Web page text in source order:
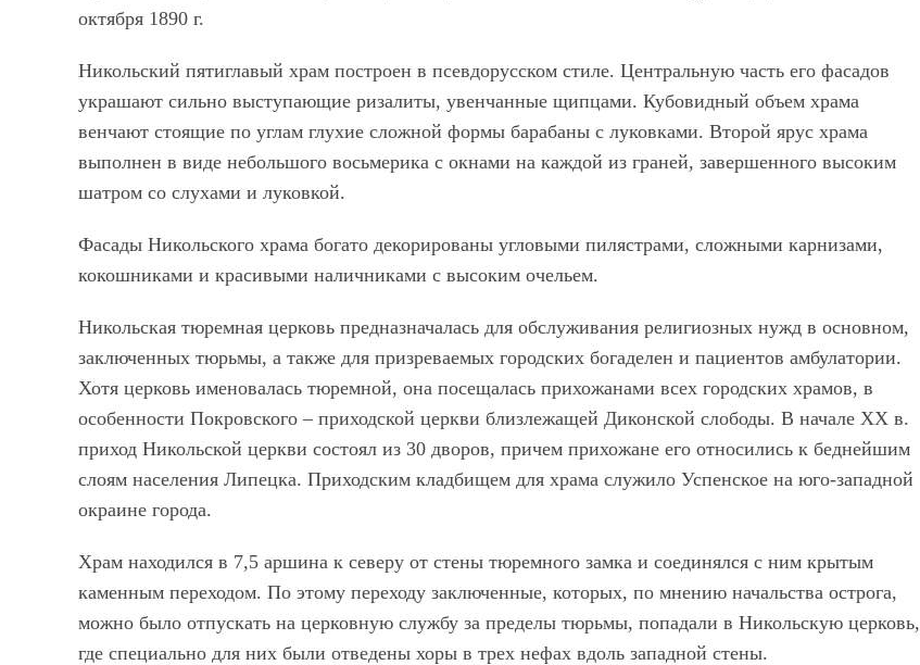
октября 1890 г.
Никольский пятиглавый храм построен в псевдорусском стиле. Центральную часть его фасадов
украшают сильно выступающие ризалиты, увенчанные щипцами. Кубовидный объем храма
венчают стоящие по углам глухие сложной формы барабаны с луковками. Второй ярус храма
выполнен в виде небольшого восьмерика с окнами на каждой из граней, завершенного высоким
шатром со слухами и луковкой.
Фасады Никольского храма богато декорированы угловыми пилястрами, сложными карнизами,
кокошниками и красивыми наличниками с высоким очельем.
Никольская тюремная церковь предназначалась для обслуживания религиозных нужд в основном,
заключенных тюрьмы, а также для призреваемых городских богаделен и пациентов амбулатории.
Хотя церковь именовалась тюремной, она посещалась прихожанами всех городских храмов, в
особенности Покровского – приходской церкви близлежащей Диконской слободы. В начале XX в.
приход Никольской церкви состоял из 30 дворов, причем прихожане его относились к беднейшим
слоям населения Липецка. Приходским кладбищем для храма служило Успенское на юго-западной
окраине города.
Храм находился в 7,5 аршина к северу от стены тюремного замка и соединялся с ним крытым
каменным переходом. По этому переходу заключенные, которых, по мнению начальства острога,
можно было отпускать на церковную службу за пределы тюрьмы, попадали в Никольскую церковь,
где специально для них были отведены хоры в трех нефах вдоль западной стены.